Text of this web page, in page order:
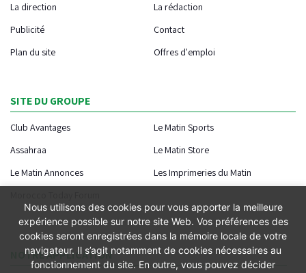
La direction
La rédaction
Publicité
Contact
Plan du site
Offres d'emploi
SITE DU GROUPE
Club Avantages
Le Matin Sports
Assahraa
Le Matin Store
Le Matin Annonces
Les Imprimeries du Matin
NOTRE APPLICATION
Nous utilisons des cookies pour vous apporter la meilleure
expérience possible sur notre site Web. Vos préférences des
cookies seront enregistrées dans la mémoire locale de votre
navigateur. Il s’agit notamment de cookies nécessaires au
fonctionnement du site. En outre, vous pouvez décider